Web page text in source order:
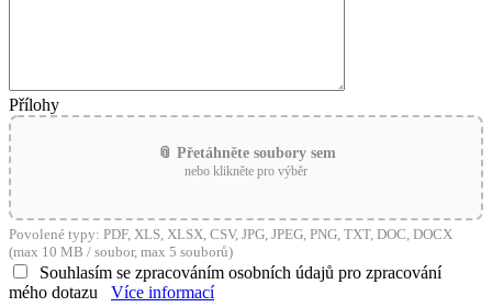
Přílohy
📎 Přetáhněte soubory sem
nebo klikněte pro výběr
Povolené typy: PDF, XLS, XLSX, CSV, JPG, JPEG, PNG, TXT, DOC, DOCX
(max 10 MB / soubor, max 5 souborů)
Souhlasím se zpracováním osobních údajů pro zpracování
mého dotazu
Více informací